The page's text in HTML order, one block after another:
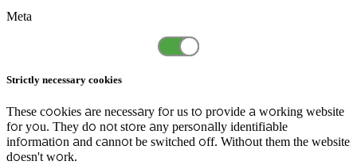
Meta
Strictly necessary cookies
These cookies are necessary for us to provide a working website
for you. They do not store any personally identifiable
information and cannot be switched off. Without them the website
doesn't work.